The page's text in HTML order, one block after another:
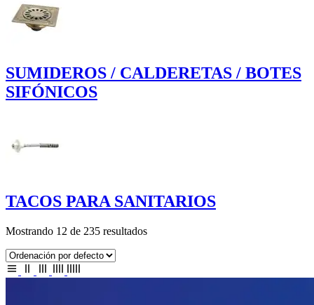
SUMIDEROS / CALDERETAS / BOTES
SIFÓNICOS
TACOS PARA SANITARIOS
Mostrando 12 de 235 resultados